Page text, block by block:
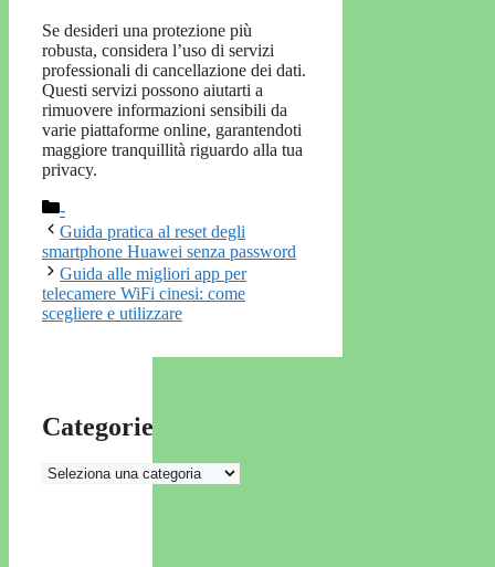
Se desideri una protezione più
robusta, considera l’uso di servizi
professionali di cancellazione dei dati.
Questi servizi possono aiutarti a
rimuovere informazioni sensibili da
varie piattaforme online, garantendoti
maggiore tranquillità riguardo alla tua
privacy.
Categorie
-
Guida pratica al reset degli
smartphone Huawei senza password
Guida alle migliori app per
telecamere WiFi cinesi: come
scegliere e utilizzare
Categorie
Categorie